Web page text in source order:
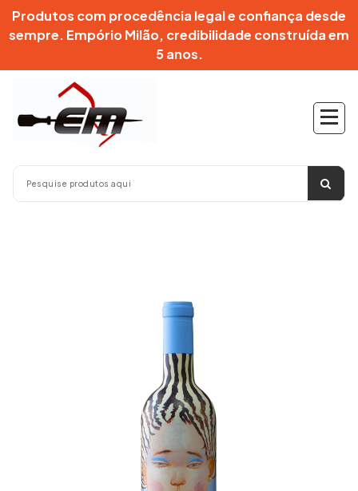
PularProdutos com procedência legal e confiança desde
sempre. Empório Milão, credibilidade construída em
5 anos.